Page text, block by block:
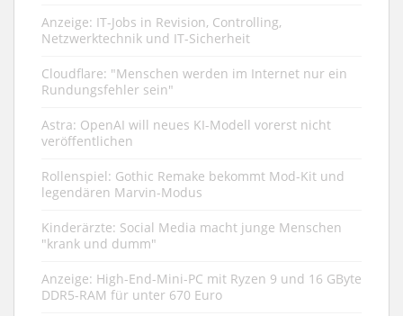
Anzeige: IT-Jobs in Revision, Controlling,
Netzwerktechnik und IT-Sicherheit
Cloudflare: "Menschen werden im Internet nur ein
Rundungsfehler sein"
Astra: OpenAI will neues KI-Modell vorerst nicht
veröffentlichen
Rollenspiel: Gothic Remake bekommt Mod-Kit und
legendären Marvin-Modus
Kinderärzte: Social Media macht junge Menschen
"krank und dumm"
Anzeige: High-End-Mini-PC mit Ryzen 9 und 16 GByte
DDR5-RAM für unter 670 Euro